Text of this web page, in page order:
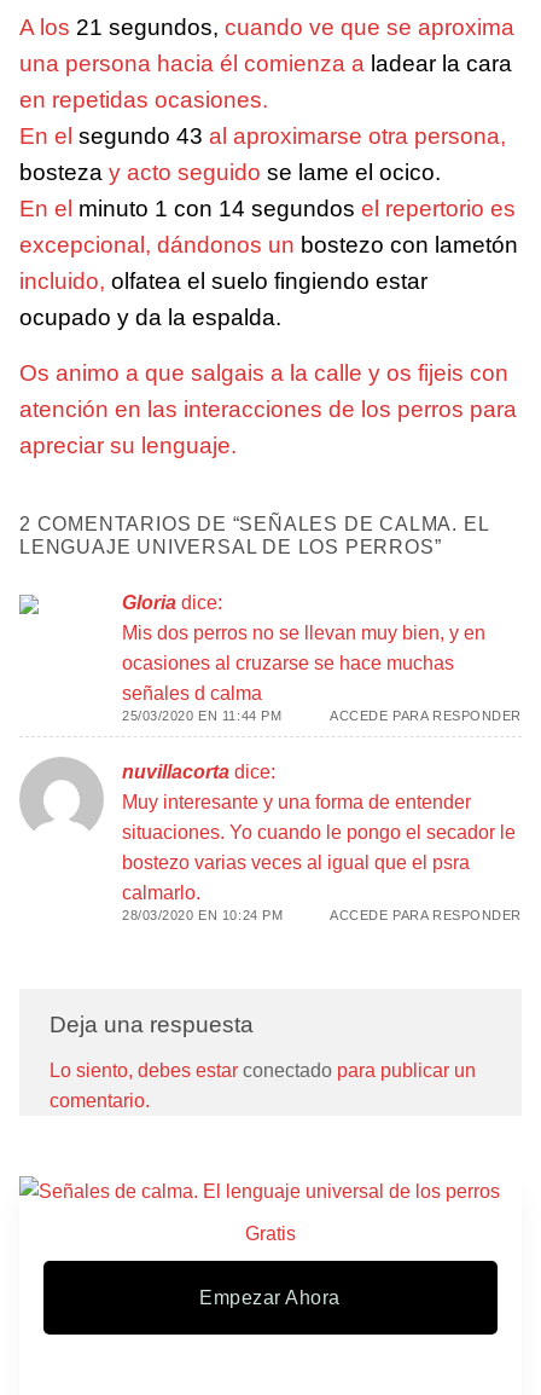
A los 21 segundos, cuando ve que se aproxima
una persona hacia él comienza a ladear la cara
en repetidas ocasiones.
En el segundo 43 al aproximarse otra persona,
bosteza y acto seguido se lame el ocico.
En el minuto 1 con 14 segundos el repertorio es
excepcional, dándonos un bostezo con lametón
incluido, olfatea el suelo fingiendo estar
ocupado y da la espalda.
Os animo a que salgais a la calle y os fijeis con
atención en las interacciones de los perros para
apreciar su lenguaje.
2 COMENTARIOS DE “SEÑALES DE CALMA. EL
LENGUAJE UNIVERSAL DE LOS PERROS”
Gloria dice:
Mis dos perros no se llevan muy bien, y en
ocasiones al cruzarse se hace muchas
señales d calma
25/03/2020 EN 11:44 PM ACCEDE PARA RESPONDER
nuvillacorta dice:
Muy interesante y una forma de entender
situaciones. Yo cuando le pongo el secador le
bostezo varias veces al igual que el psra
calmarlo.
28/03/2020 EN 10:24 PM ACCEDE PARA RESPONDER
Deja una respuesta
Lo siento, debes estar conectado para publicar un
comentario.
Gratis
Empezar Ahora